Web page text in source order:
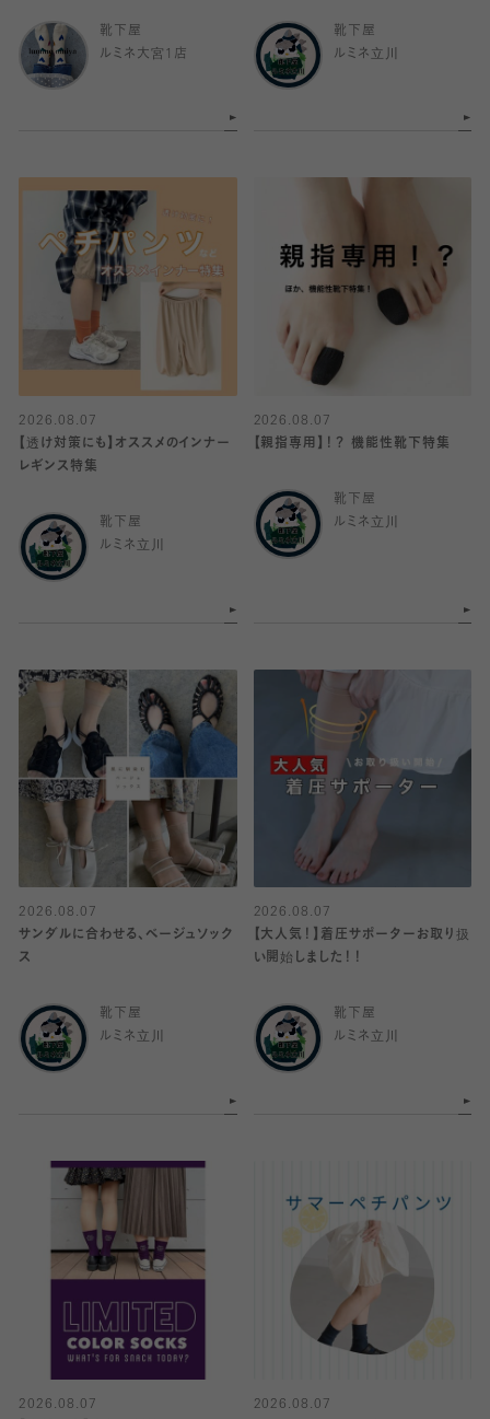
靴下屋
ルミネ大宮1店
靴下屋
ルミネ立川
2026.08.07
【透け対策にも】オススメのインナー
レギンス特集
靴下屋
ルミネ立川
2026.08.07
【親指専用】！？ 機能性靴下特集
靴下屋
ルミネ立川
2026.08.07
サンダルに合わせる、ベージュソック
ス
靴下屋
ルミネ立川
2026.08.07
【大人気！】着圧サポーターお取り扱
い開始しました！！
靴下屋
ルミネ立川
2026.08.07
2026.08.07